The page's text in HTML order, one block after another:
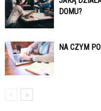
DOMU?
NA CZYM